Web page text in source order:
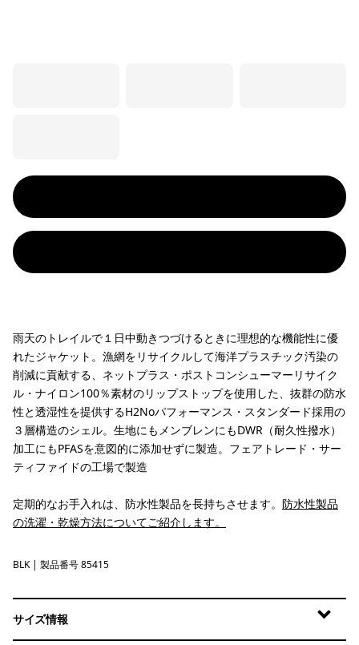
雨天のトレイルで１日中動きつづけるときに理想的な機能性に優
れたジャケット。漁網をリサイクルして海洋プラスチック汚染の
削減に貢献する、ネットプラス・ポストコンシューマーリサイク
ル・ナイロン100％素材のリップストップを使用した、抜群の防水
性と透湿性を提供するH2Noパフォーマンス・スタンダード採用の
３層構造のシェル。生地にもメンブレンにもDWR（耐久性撥水）
加工にもPFASを意図的に添加せずに製造。フェアトレード・サー
ティファイドの工場で製造
定期的なお手入れは、防水性製品を長持ちさせます。 防水性製品
の洗濯・乾燥方法についてご紹介します。
Black
BLK | 製品番号 85415
サイズ情報